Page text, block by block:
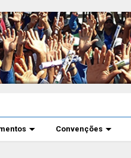
Convenções